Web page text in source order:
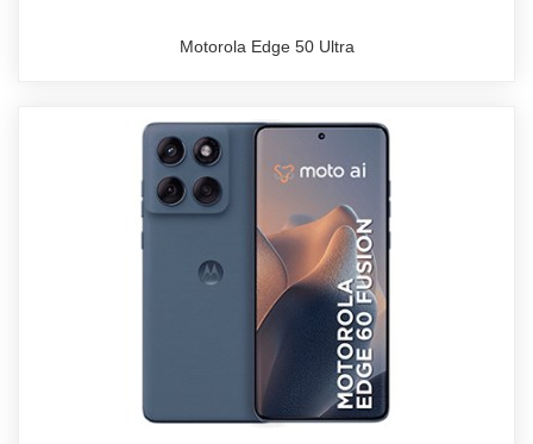
Motorola Edge 50 Ultra